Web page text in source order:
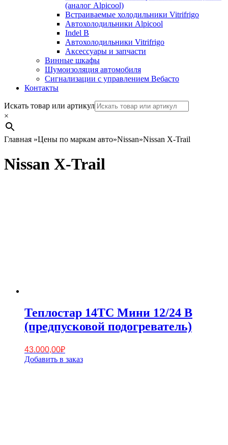
(аналог Alpicool)
Встраиваемые холодильники Vitrifrigo
Автохолодильники Alpicool
Indel B
Автохолодильники Vitrifrigo
Аксессуары и запчасти
Винные шкафы
Шумоизоляция автомобиля
Сигнализации с управлением Вебасто
Контакты
Search
Искать товар или артикул
×
Главная »Цены по маркам авто»Nissan»Nissan X-Trail
Nissan X-Trail
Теплостар 14TC Мини 12/24 В
(предпусковой подогреватель)
43.000,00₽
Добавить в заказ